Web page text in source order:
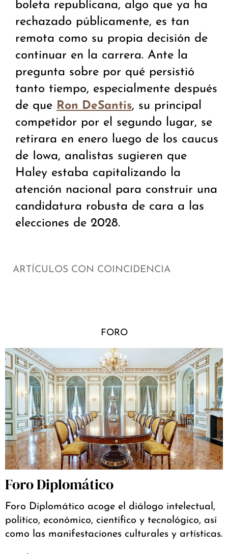
boleta republicana, algo que ya ha
rechazado públicamente, es tan
remota como su propia decisión de
continuar en la carrera. Ante la
pregunta sobre por qué persistió
tanto tiempo, especialmente después
de que Ron DeSantis, su principal
competidor por el segundo lugar, se
retirara en enero luego de los caucus
de Iowa, analistas sugieren que
Haley estaba capitalizando la
atención nacional para construir una
candidatura robusta de cara a las
elecciones de 2028.
ARTÍCULOS CON COINCIDENCIA
FORO
Foro Diplomático
Foro Diplomático acoge el diálogo intelectual,
político, económico, científico y tecnológico, así
como las manifestaciones culturales y artísticas.